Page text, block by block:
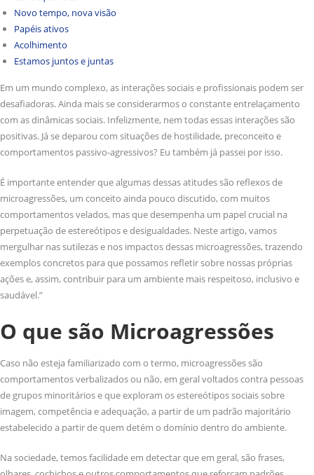
Novo tempo, nova visão
Papéis ativos
Acolhimento
Estamos juntos e juntas
Em um mundo complexo, as interações sociais e profissionais podem ser
desafiadoras. Ainda mais se considerarmos o constante entrelaçamento
com as dinâmicas sociais. Infelizmente, nem todas essas interações são
positivas. Já se deparou com situações de hostilidade, preconceito e
comportamentos passivo-agressivos? Eu também já passei por isso.
É importante entender que algumas dessas atitudes são reflexos de
microagressões, um conceito ainda pouco discutido, com muitos
comportamentos velados, mas que desempenha um papel crucial na
perpetuação de estereótipos e desigualdades. Neste artigo, vamos
mergulhar nas sutilezas e nos impactos dessas microagressões, trazendo
exemplos concretos para que possamos refletir sobre nossas próprias
ações e, assim, contribuir para um ambiente mais respeitoso, inclusivo e
saudável.”
O que são Microagressões
Caso não esteja familiarizado com o termo, microagressões são
comportamentos verbalizados ou não, em geral voltados contra pessoas
de grupos minoritários e que exploram os estereótipos sociais sobre
imagem, competência e adequação, a partir de um padrão majoritário
estabelecido a partir de quem detém o domínio dentro do ambiente.
Na sociedade, temos facilidade em detectar que em geral, são frases,